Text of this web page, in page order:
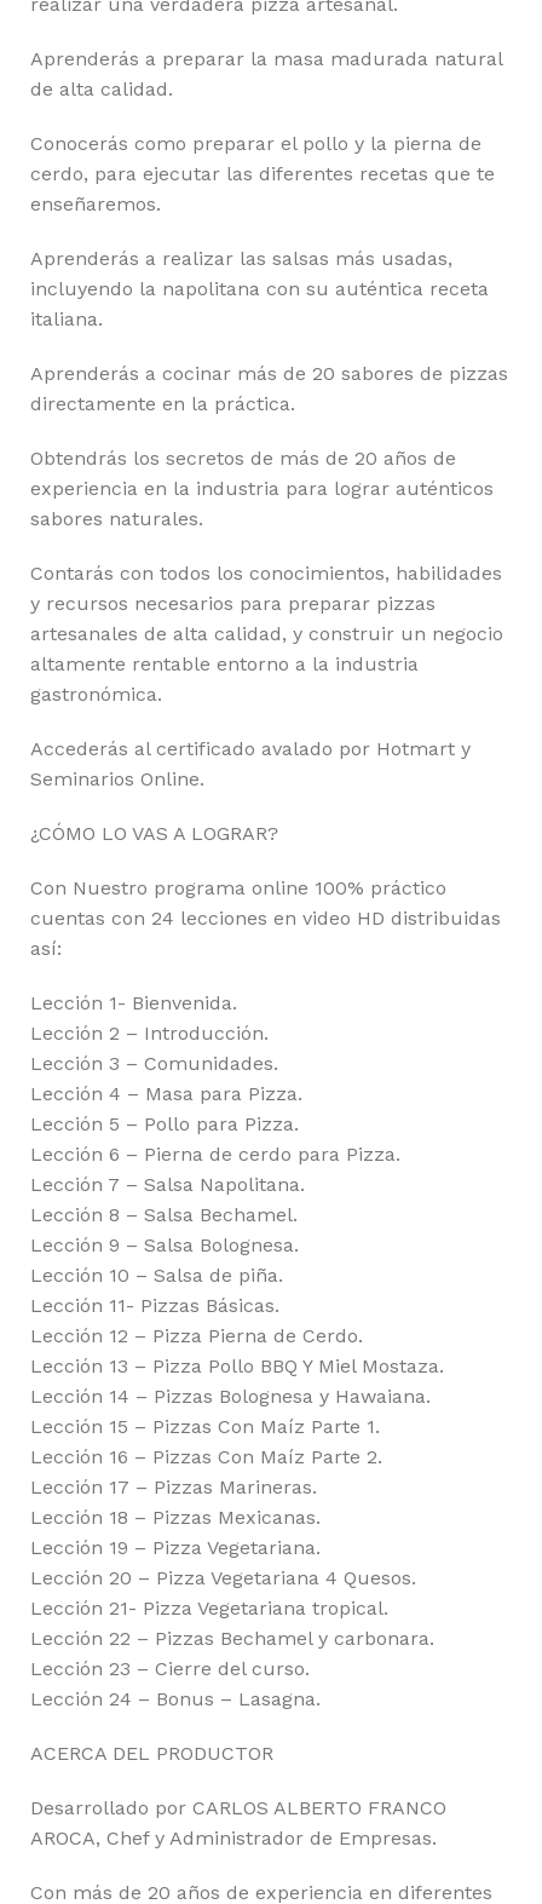
Aprenderás a preparar la masa madurada natural
de alta calidad.
Conocerás como preparar el pollo y la pierna de
cerdo, para ejecutar las diferentes recetas que te
enseñaremos.
Aprenderás a realizar las salsas más usadas,
incluyendo la napolitana con su auténtica receta
italiana.
Aprenderás a cocinar más de 20 sabores de pizzas
directamente en la práctica.
Obtendrás los secretos de más de 20 años de
experiencia en la industria para lograr auténticos
sabores naturales.
Contarás con todos los conocimientos, habilidades
y recursos necesarios para preparar pizzas
artesanales de alta calidad, y construir un negocio
altamente rentable entorno a la industria
gastronómica.
Accederás al certificado avalado por Hotmart y
Seminarios Online.
¿CÓMO LO VAS A LOGRAR?
Con Nuestro programa online 100% práctico
cuentas con 24 lecciones en video HD distribuidas
así:
Lección 1- Bienvenida.
Lección 2 – Introducción.
Lección 3 – Comunidades.
Lección 4 – Masa para Pizza.
Lección 5 – Pollo para Pizza.
Lección 6 – Pierna de cerdo para Pizza.
Lección 7 – Salsa Napolitana.
Lección 8 – Salsa Bechamel.
Lección 9 – Salsa Bolognesa.
Lección 10 – Salsa de piña.
Lección 11- Pizzas Básicas.
Lección 12 – Pizza Pierna de Cerdo.
Lección 13 – Pizza Pollo BBQ Y Miel Mostaza.
Lección 14 – Pizzas Bolognesa y Hawaiana.
Lección 15 – Pizzas Con Maíz Parte 1.
Lección 16 – Pizzas Con Maíz Parte 2.
Lección 17 – Pizzas Marineras.
Lección 18 – Pizzas Mexicanas.
Lección 19 – Pizza Vegetariana.
Lección 20 – Pizza Vegetariana 4 Quesos.
Lección 21- Pizza Vegetariana tropical.
Lección 22 – Pizzas Bechamel y carbonara.
Lección 23 – Cierre del curso.
Lección 24 – Bonus – Lasagna.
ACERCA DEL PRODUCTOR
Desarrollado por CARLOS ALBERTO FRANCO
AROCA, Chef y Administrador de Empresas.
Con más de 20 años de experiencia en diferentes